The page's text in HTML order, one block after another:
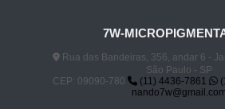
7W-
Rua das Bandeiras, 356, andar 6 -
São Paulo - SP
CEP: 09090-780
(11) 4436-7861
nando7w@gmail.com